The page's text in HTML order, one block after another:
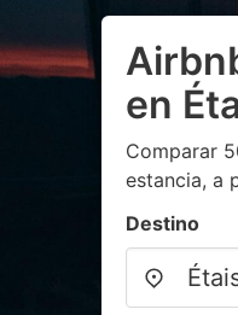
en
Comparar
estancia, a
Destino